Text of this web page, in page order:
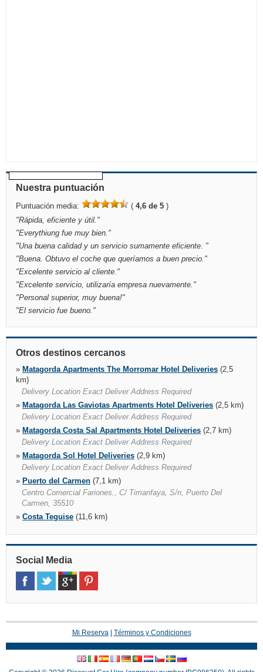
Nuestra puntuación
Puntuación media: ( 4,6 de 5 )
"Rápida, eficiente y útil. "
"Everythiung fue muy bien. "
"Una buena calidad y un servicio sumamente eficiente. "
"Buena. Obtuvo el coche que queríamos a buen precio. "
"Excelente servicio al cliente. "
"Excelente servicio, utilizaría empresa nuevamente. "
"Personal superior, muy buena!"
"El servicio fue bueno. "
Otros destinos cercanos
» Matagorda Apartments The Morromar Hotel Deliveries (2,5
km)
Delivery Location Exact Deliver Address Required
» Matagorda Las Gaviotas Apartments Hotel Deliveries (2,5 km)
Delivery Location Exact Deliver Address Required
» Matagorda Costa Sal Apartments Hotel Deliveries (2,7 km)
Delivery Location Exact Deliver Address Required
» Matagorda Sol Hotel Deliveries (2,9 km)
Delivery Location Exact Deliver Address Required
» Puerto del Carmen (7,1 km)
Centro Comercial Fariones., C/ Timanfaya, S/n, Puerto Del
Carmen, 35510
» Costa Teguise (11,6 km)
»Playa Blanca Gran Castillo Tagoro Family & Fun Hotel
Delivery Location Exact Deliver Address Required, 35580
»Playa Blanca Hd Pueblo Marinero Hotel Deliveries
Delivery Location Exact Deliver Address Required, 35580
»Playa Blanca Hesperia Playa Dorada Hotel Deliveries(23,2
Delivery Location Exact Deliver Address Required, 35580
(24,6 km)
Hotel Elba, Las Palmas, Playa Blanca
Social Media
Mi Reserva| Términos y Condiciones